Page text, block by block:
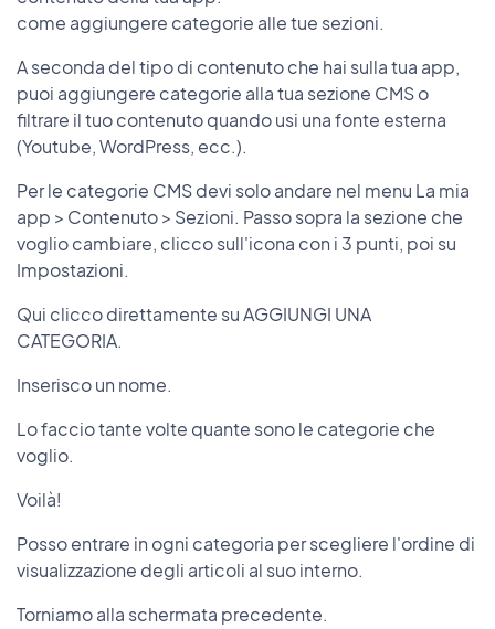
come aggiungere categorie alle tue sezioni.
A seconda del tipo di contenuto che hai sulla tua app,
puoi aggiungere categorie alla tua sezione CMS o
filtrare il tuo contenuto quando usi una fonte esterna
(Youtube, WordPress, ecc.).
Per le categorie CMS devi solo andare nel menu La mia
app > Contenuto > Sezioni. Passo sopra la sezione che
voglio cambiare, clicco sull'icona con i 3 punti, poi su
Impostazioni.
Qui clicco direttamente su AGGIUNGI UNA
CATEGORIA.
Inserisco un nome.
Lo faccio tante volte quante sono le categorie che
voglio.
Voilà!
Posso entrare in ogni categoria per scegliere l'ordine di
visualizzazione degli articoli al suo interno.
Torniamo alla schermata precedente.